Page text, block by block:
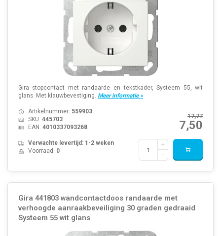
Gira stopcontact met randaarde en tekstkader, Systeem 55, wit
glans. Met klauwbevestiging. Meer informatie »
17,77
7,50
Artikelnummer: 559903
SKU: 445703
EAN: 4010337093268
Verwachte levertijd: 1-2 weken
Voorraad: 0
Gira 441803 wandcontactdoos randaarde met
verhoogde aanraakbeveiliging 30 graden gedraaid
Systeem 55 wit glans